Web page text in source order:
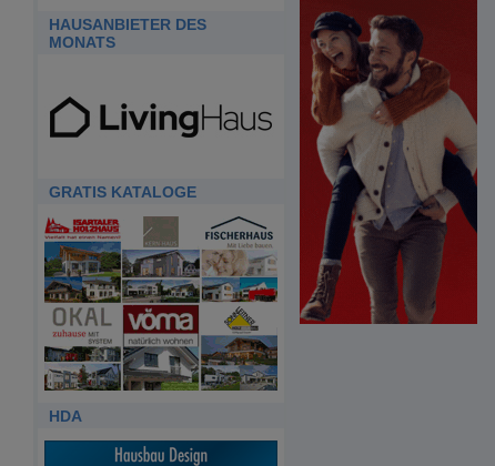
HAUSANBIETER DES
MONATS
GRATIS KATALOGE
HDA